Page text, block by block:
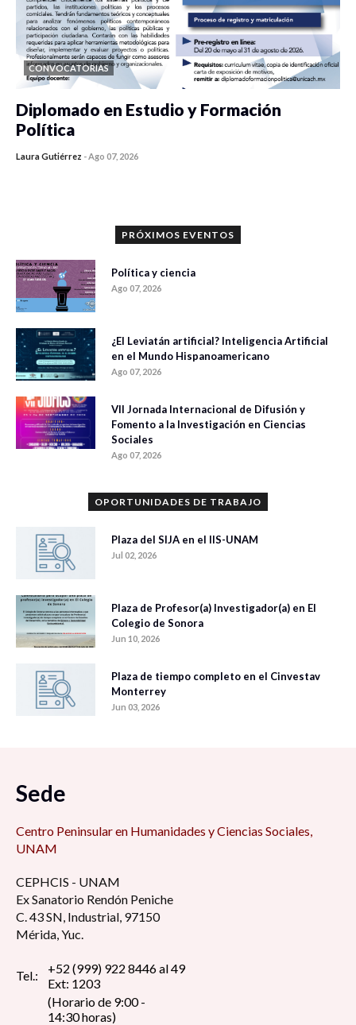
CONVOCATORIAS
Diplomado en Estudio y Formación
Política
Laura Gutiérrez -Ago 07, 2026
PRÓXIMOS EVENTOS
Política y ciencia
Ago 07, 2026
¿El Leviatán artificial? Inteligencia Artificial
en el Mundo Hispanoamericano
Ago 07, 2026
VII Jornada Internacional de Difusión y
Fomento a la Investigación en Ciencias
Sociales
Ago 07, 2026
OPORTUNIDADES DE TRABAJO
Plaza del SIJA en el IIS-UNAM
Jul 02, 2026
Plaza de Profesor(a) Investigador(a) en El
Colegio de Sonora
Jun 10, 2026
Plaza de tiempo completo en el Cinvestav
Monterrey
Jun 03, 2026
Sede
Centro Peninsular en Humanidades y Ciencias Sociales,
UNAM
CEPHCIS - UNAM
Ex Sanatorio Rendón Peniche
C. 43 SN, Industrial, 97150
Mérida, Yuc.
Tel.:
+52 (999) 922 8446 al 49
Ext: 1203
(Horario de 9:00 -
14:30 horas)